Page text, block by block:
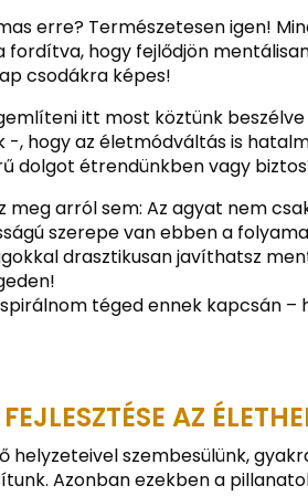
erre? Természetesen igen!
fordítva, hogy fejlődjön
csodákra képes!
itt most köztünk
-, hogy az életmódváltás is
dolgot étrendünkben vagy
meg arról sem: Az agyat nem
szerepe van ebben a
drasztikusan javíthatsz
téged ennek kapcsán –
AZ
helyzeteivel szembesülünk,
Azonban ezekben a